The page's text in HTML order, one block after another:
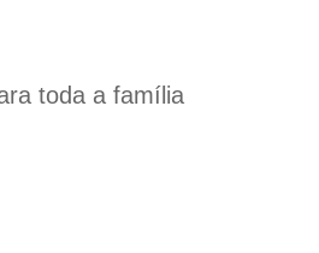
toda a família